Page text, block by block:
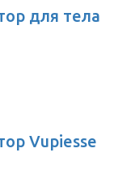
для тела
Vupiesse